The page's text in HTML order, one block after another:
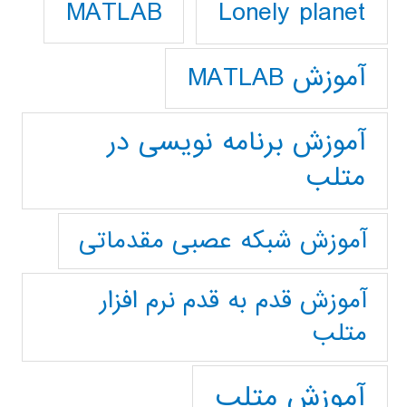
Lonely planet
MATLAB
آموزش MATLAB
آموزش برنامه نویسی در
متلب
آموزش شبکه عصبی مقدماتی
آموزش قدم به قدم نرم افزار
متلب
آموزش متلب